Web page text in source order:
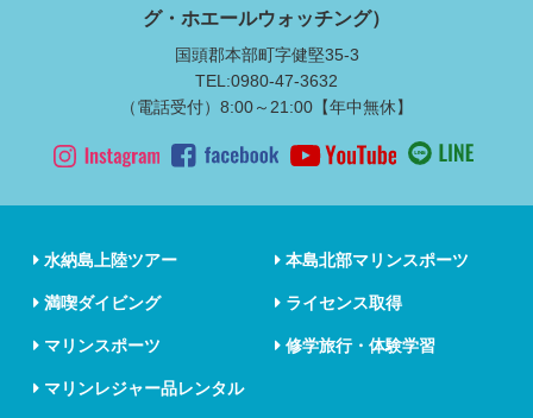
グ・ホエールウォッチング）
国頭郡本部町字健堅35-3
TEL:0980-47-3632
（電話受付）8:00～21:00【年中無休】
水納島上陸ツアー 本島北部マリンスポーツ
満喫ダイビング ライセンス取得
マリンスポーツ 修学旅行・体験学習
マリンレジャー品レンタル